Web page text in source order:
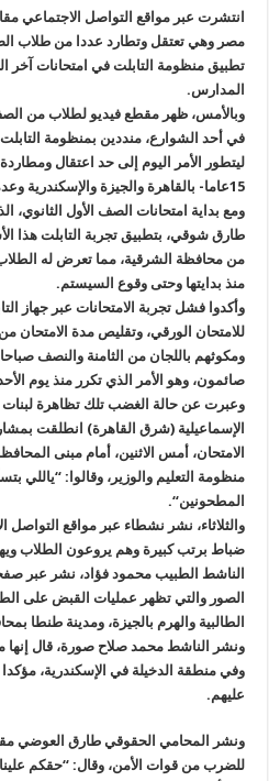
انتشرت عبر مواقع التواصل الاجتماعي
مصر وهي تعتقل وتطارد عددا من طلاب
تطبيق منظومة التابلت في امتحانات آخر
المدارس.
وبالأمس، ظهر مقطع فيديو لطلاب من
في أحد الشوارع، منددين بمنظومة
ليتطور الأمر اليوم إلى حد اعتقال
15عاما- بالقاهرة والجيزة والإسكندرية وعدة مناطق أخرى
ومع بداية امتحانات الصف الأول الثانوي،
طارق شوقي، بتطبيق تجربة التابلت هذا
من محافظة الشرقية، مما تعرض له
منذ بدايتها وحتى وقوع السيستم.
وأكدوا فشل تجربة الامتحانات عبر جهاز
ومكوثهم باللجان من الثامنة والنصف
صائمون، وهو الأمر الذي تكرر منذ يوم الأحد
وعبرت عن حالة الغضب تلك تظاهرة لبنات
الإسماعيلية (شرق القاهرة) انطلقت
الامتحان، أمس الاثنين، أمام مبنى
منظومة التعليم والوزير، وقالوا: “ياللي
المطحونين“.
والثلاثاء، نشر نشطاء عبر مواقع
ضباط برتب كبيرة وهم يروعون الطلاب
الناشط الطبيب محمود فؤاد، نشر عبر
الصور والتي تظهر عمليات القبض على
الطالبية والهرم بالجيزة، ومدينة طنطا
ونشر الناشط محمد صلاح صورة، قال إنها
وفي منطقة الدخيلة في الإسكندرية،
عليهم.
ونشر المحامي الحقوقي طارق العوضي
للضرب من قوات الأمن، وقال: “حقكم